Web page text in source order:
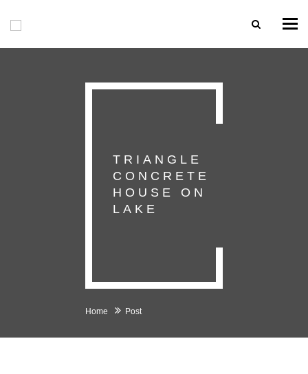
TRIANGLE
CONCRETE
HOUSE ON
LAKE
Home Post